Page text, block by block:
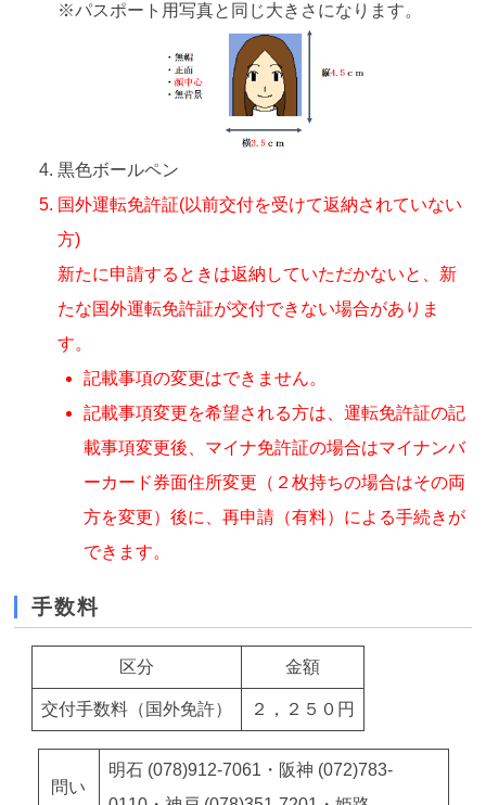
※パスポート用写真と同じ大きさになります。
黒色ボールペン
国外運転免許証(以前交付を受けて返納されていない
方)
新たに申請するときは返納していただかないと、新
たな国外運転免許証が交付できない場合がありま
す。
記載事項の変更はできません。
記載事項変更を希望される方は、運転免許証の記
載事項変更後、マイナ免許証の場合はマイナンバ
ーカード券面住所変更（２枚持ちの場合はその両
方を変更）後に、再申請（有料）による手続きが
できます。
手数料
区分 金額
交付手数料（国外免許） ２，２５０円
問い
明石 (078)912-7061・阪神 (072)783-